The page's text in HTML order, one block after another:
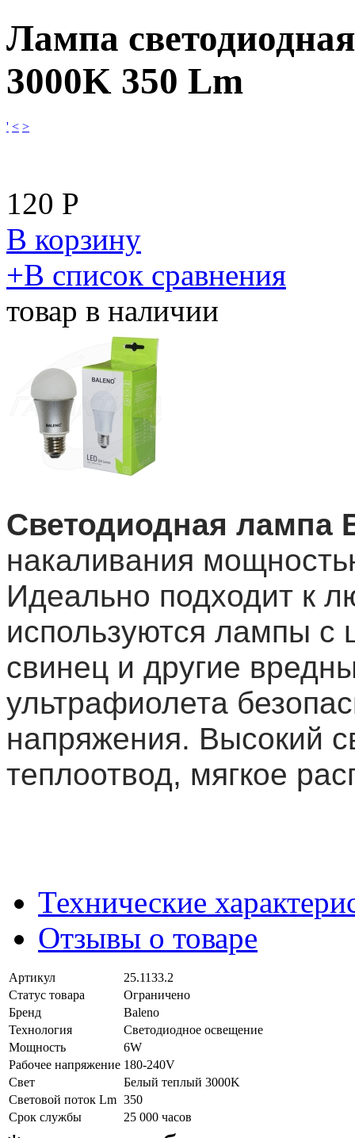
Лампа
3000K 350 Lm
' < >
120 Р
В корзину
​+В список сравнения
товар в наличии
Светодиодная лампа
накаливания
Идеально подходит к
используются лампы с
свинец и другие
ультрафиолета
напряжения. Высокий
теплоотвод, мягкое
Технические
Отзывы о товаре
Артикул
25.1133.2
Статус товара
Ограничено
Бренд
Baleno
Технология
Светодиодное освещение
Мощность
6W
Рабочее напряжение 180-240V
Свет
Белый теплый 3000K
Световой поток Lm 350
Срок службы
25 000 часов